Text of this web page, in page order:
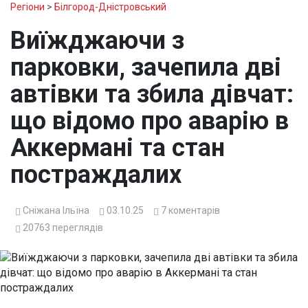
Регіони > Білгород-Дністровський
Виїжджаючи з
парковки, зачепила дві
автівки та збила дівчат:
що відомо про аварію в
Аккермані та стан
постраждалих
Сніжана Ільїна 03.10.25 7 коментарів
20763 переглядів